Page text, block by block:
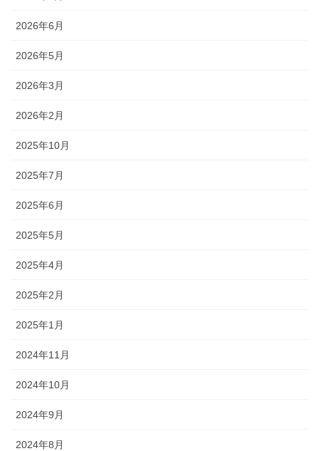
2026年6月
2026年5月
2026年3月
2026年2月
2025年10月
2025年7月
2025年6月
2025年5月
2025年4月
2025年2月
2025年1月
2024年11月
2024年10月
2024年9月
2024年8月